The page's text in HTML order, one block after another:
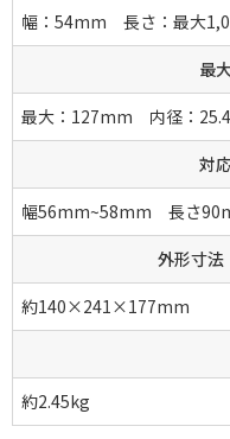
幅：54mm 長さ：最大
最
最大：127mm 内径：
対
幅56mm~58mm 長さ
外形寸
約140×241×177mm
約2.45kg